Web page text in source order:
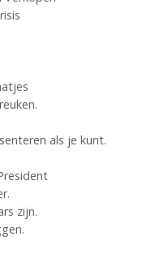
als je kunt.
zijn.